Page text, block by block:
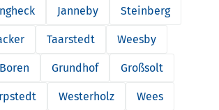
Janneby Steinberg
Taarstedt Weesby
Boren Grundhof Großsolt
Westerholz Wees